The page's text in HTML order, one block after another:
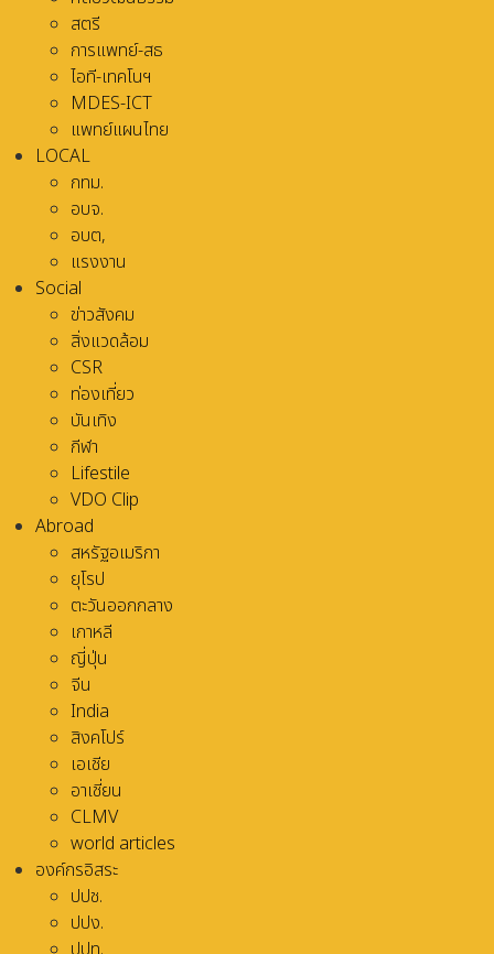
สตรี
การแพทย์-สธ
ไอที-เทคโนฯ
MDES-ICT
แพทย์แผนไทย
LOCAL
กทม.
อบจ.
อบต,
แรงงาน
Social
ข่าวสังคม
สิ่งแวดล้อม
CSR
ท่องเที่ยว
บันเทิง
กีฬา
Lifestile
VDO Clip
Abroad
สหรัฐอเมริกา
ยุโรป
ตะวันออกกลาง
เกาหลี
ญี่ปุ่น
จีน
India
สิงคโปร์
เอเชีย
อาเชี่ยน
CLMV
world articles
องค์กรอิสระ
ปปช.
ปปง.